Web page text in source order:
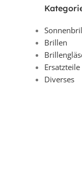
Brillen
Diverses